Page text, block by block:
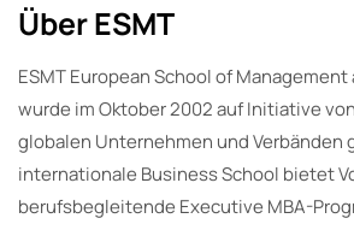
Über ESMT
ESMT European School of
wurde im Oktober 2002 auf Initiative
globalen Unternehmen und Verbänden
internationale Business School bietet
berufsbegleitende Executive MBA-